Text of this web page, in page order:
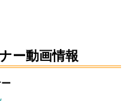
ー動画情報